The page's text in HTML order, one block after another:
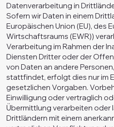
Datenverarbeitung in
Sofern wir Daten in einem
Europäischen Union (EU), des
Wirtschaftsraums (EWR))
Verarbeitung im Rahmen der
Diensten Dritter oder der
von Daten an andere
stattfindet, erfolgt dies nur im
gesetzlichen Vorgaben.
Einwilligung oder vertraglich
Übermittlung verarbeiten oder
Drittländern mit einem